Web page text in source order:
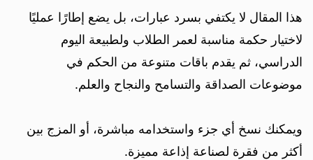
هذا المقال لا يكتفي بسرد عبارات، بل يضع إطارًا عمليًا
لاختيار حكمة مناسبة لعمر الطلاب ولطبيعة اليوم
الدراسي، ثم يقدم باقات متنوعة من الحكم في
موضوعات الصداقة والتسامح والنجاح والعلم.
ويمكنك نسخ أي جزء واستخدامه مباشرة، أو المزج بين
أكثر من فقرة لصناعة إذاعة مميزة.